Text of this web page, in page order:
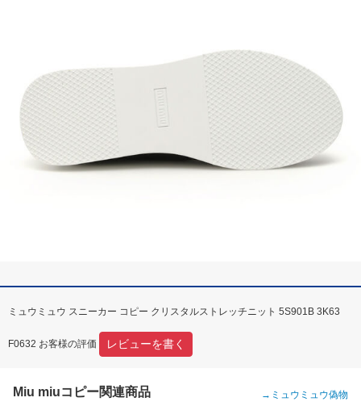
ミュウミュウ スニーカー コピー クリスタルストレッチニット 5S901B 3K63
F0632 お客様の評価 レビューを書く
Miu miuコピー関連商品 → ミュウミュウ偽物